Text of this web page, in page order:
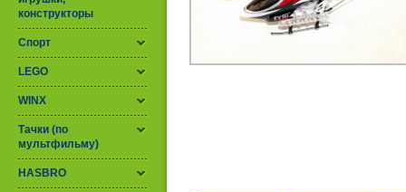
конструкторы
Спорт
LEGO
WINX
Тачки (по
мультфильму)
HASBRO